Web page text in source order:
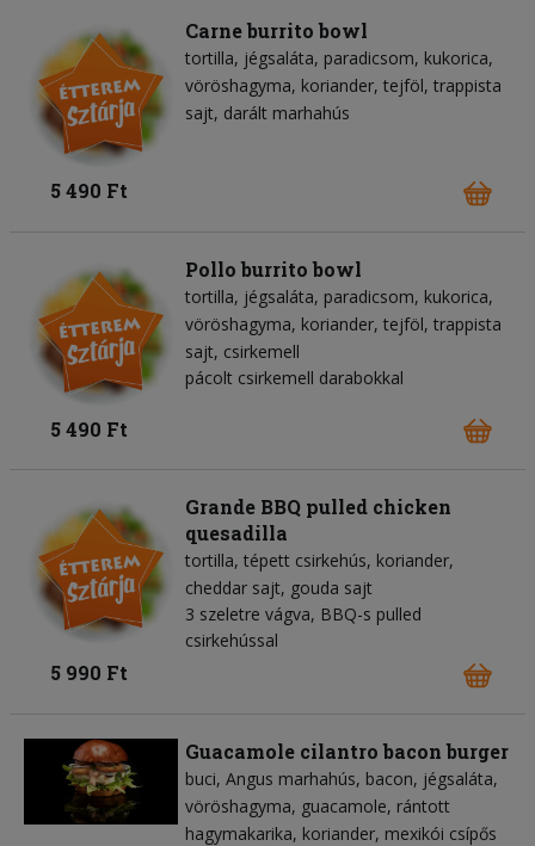
Carne burrito bowl
tortilla jégsaláta paradicsom kukorica
vöröshagyma koriander tejföl trappista
sajt darált marhahús
5 490 Ft
Pollo burrito bowl
tortilla jégsaláta paradicsom kukorica
vöröshagyma koriander tejföl trappista
sajt csirkemell
pácolt csirkemell darabokkal
5 490 Ft
Grande BBQ pulled chicken
quesadilla
tortilla tépett csirkehús koriander
cheddar sajt gouda sajt
3 szeletre vágva, BBQ-s pulled
csirkehússal
5 990 Ft
Guacamole cilantro bacon burger
buci Angus marhahús bacon jégsaláta
vöröshagyma guacamole rántott
hagymakarika koriander mexikói csípős